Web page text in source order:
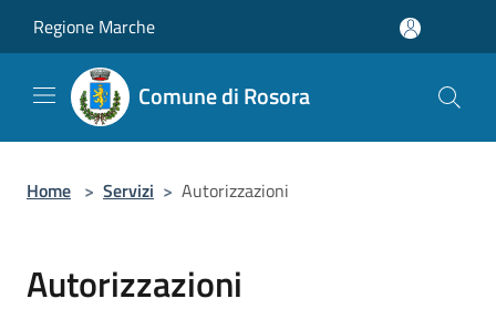
Regione Marche
Comune di Rosora
Home > Servizi > Autorizzazioni
Autorizzazioni